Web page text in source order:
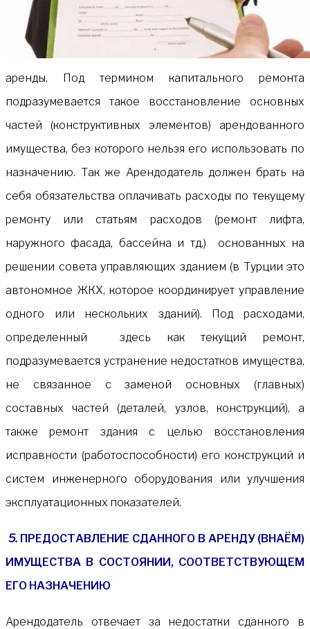
аренды. Под термином капитального ремонта
подразумевается такое восстановление основных
частей (конструктивных элементов) арендованного
имущества, без которого нельзя его использовать по
назначению. Так же Арендодатель должен брать на
себя обязательства оплачивать расходы по текущему
ремонту или статьям расходов (ремонт лифта,
наружного фасада, бассейна и тд.) основанных на
решении совета управляющих зданием (в Турции это
автономное ЖКХ, которое координирует управление
одного или нескольких зданий). Под расходами,
определенный здесь как текущий ремонт,
подразумевается устранение недостатков имущества,
не связанное с заменой основных (главных)
составных частей (деталей, узлов, конструкций), а
также ремонт здания с целью восстановления
исправности (работоспособности) его конструкций и
систем инженерного оборудования или улучшения
эксплуатационных показателей.
5. ПРЕДОСТАВЛЕНИЕ СДАННОГО В АРЕНДУ (ВНАЁМ)
ИМУЩЕСТВА В СОСТОЯНИИ, СООТВЕТСТВУЮЩЕМ
ЕГО НАЗНАЧЕНИЮ
Арендодатель отвечает за недостатки сданного в